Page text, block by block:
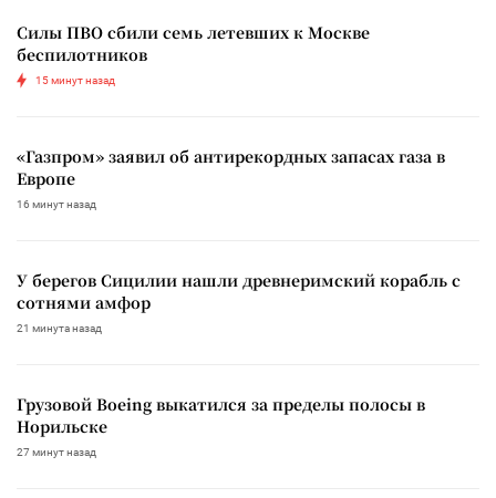
Силы ПВО сбили семь летевших к Москве
беспилотников
15 минут назад
«Газпром» заявил об антирекордных запасах газа в
Европе
16 минут назад
У берегов Сицилии нашли древнеримский корабль с
сотнями амфор
21 минута назад
Грузовой Boeing выкатился за пределы полосы в
Норильске
27 минут назад